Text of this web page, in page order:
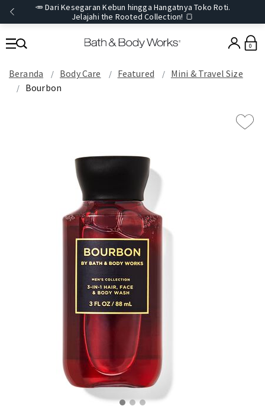
🥕 Dari Kesegaran Kebun hingga Hangatnya Toko Roti.
Jelajahi the Rooted Collection! 🍞
0
Beranda Body Care Featured
Mini & Travel Size
Bourbon